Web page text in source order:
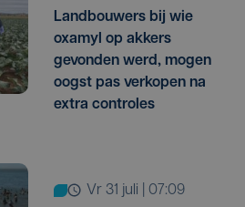
Landbouwers bij wie
oxamyl op akkers
gevonden werd, mogen
oogst pas verkopen na
extra controles
vr 31 juli | 07:09